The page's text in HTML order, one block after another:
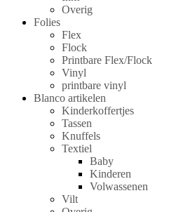
Overig
Folies
Flex
Flock
Printbare Flex/Flock
Vinyl
printbare vinyl
Blanco artikelen
Kinderkoffertjes
Tassen
Knuffels
Textiel
Baby
Kinderen
Volwassenen
Vilt